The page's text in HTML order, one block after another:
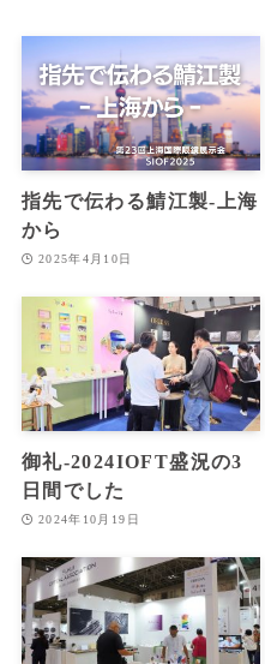
指先で伝わる鯖江製‐上海
から
2025年4月10日
御礼‐2024IOFT盛況の3
日間でした
2024年10月19日